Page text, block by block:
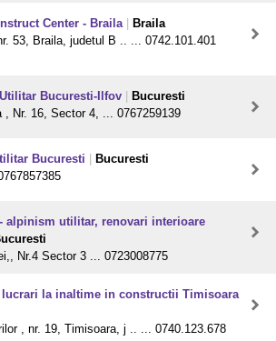
Center - Braila
Braila
53, Braila, judetul B .. ... 0742.101.401
Bucuresti-Ilfov
Bucuresti
, Nr. 16, Sector 4, ... 0767259139
Bucuresti
Bucuresti
alpinism utilitar, renovari interioare
Nr.4 Sector 3 ... 0723008775
lucrari la inaltime in constructii Timisoara
, nr. 19, Timisoara, j .. ... 0740.123.678